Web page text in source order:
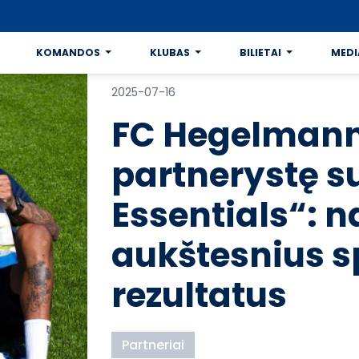
KOMANDOS KLUBAS BILIETAI
2025-07-16
FC
partnerystę
Essentials“:
aukštesnius
rezultatus
Partneriai